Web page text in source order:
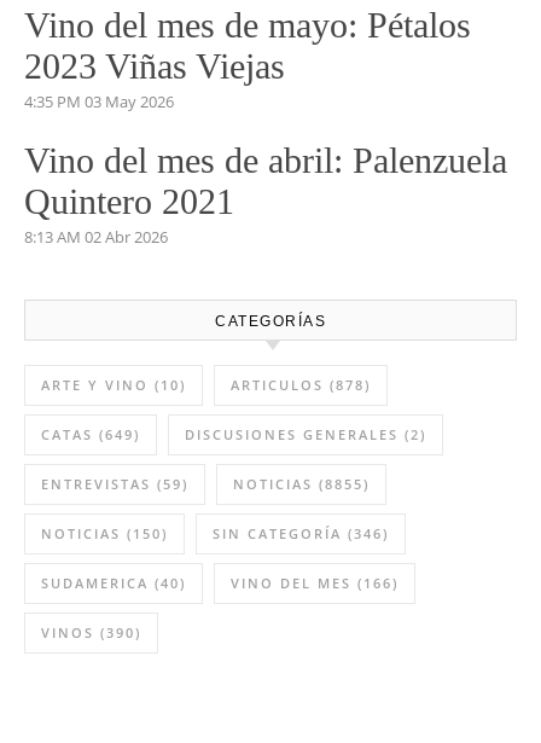
Vino del mes de mayo: Pétalos
2023 Viñas Viejas
4:35 PM 03 May 2026
Vino del mes de abril: Palenzuela
Quintero 2021
8:13 AM 02 Abr 2026
CATEGORÍAS
ARTE Y VINO (10) ARTICULOS (878)
CATAS (649) DISCUSIONES GENERALES (2)
ENTREVISTAS (59) NOTICIAS (8855)
NOTICIAS (150) SIN CATEGORÍA (346)
SUDAMERICA (40) VINO DEL MES (166)
VINOS (390)